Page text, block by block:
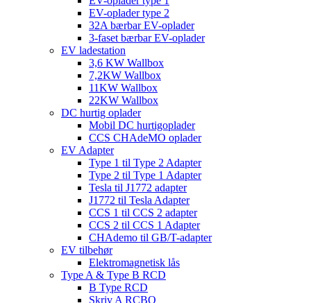
EV-oplader type 2
32A bærbar EV-oplader
3-faset bærbar EV-oplader
EV ladestation
3,6 KW Wallbox
7,2KW Wallbox
11KW Wallbox
22KW Wallbox
DC hurtig oplader
Mobil DC hurtigoplader
CCS CHAdeMO oplader
EV Adapter
Type 1 til Type 2 Adapter
Type 2 til Type 1 Adapter
Tesla til J1772 adapter
J1772 til Tesla Adapter
CCS 1 til CCS 2 adapter
CCS 2 til CCS 1 Adapter
CHAdemo til GB/T-adapter
EV tilbehør
Elektromagnetisk lås
Type A & Type B RCD
B Type RCD
Skriv A RCBO